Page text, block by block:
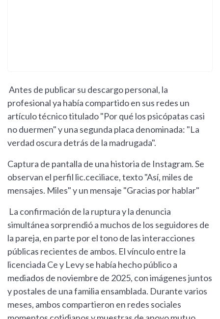
Antes de publicar su descargo personal, la
profesional ya había compartido en sus redes un
artículo técnico titulado "Por qué los psicópatas casi
no duermen" y una segunda placa denominada: "La
verdad oscura detrás de la madrugada".
Captura de pantalla de una historia de Instagram. Se
observan el perfil lic.ceciliace, texto "Así, miles de
mensajes. Miles" y un mensaje "Gracias por hablar"
La confirmación de la ruptura y la denuncia
simultánea sorprendió a muchos de los seguidores de
la pareja, en parte por el tono de las interacciones
públicas recientes de ambos. El vínculo entre la
licenciada Ce y Levy se había hecho público a
mediados de noviembre de 2025, con imágenes juntos
y postales de una familia ensamblada. Durante varios
meses, ambos compartieron en redes sociales